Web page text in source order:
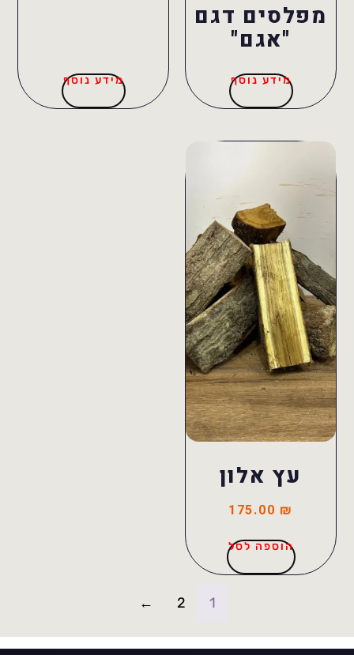
מפלסים דגם
"אגם"
מידע נוסף מידע נוסף
עץ אלון
175.00 ₪
הוספה לסל
1
2
←